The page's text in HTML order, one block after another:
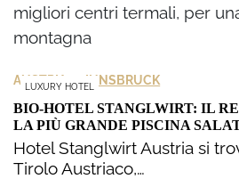
migliori centri termali, per
montagna
LUXURY HOTEL
AUSTRIA > INNSBRUCK
BIO-HOTEL STANGLWIRT: IL
LA PIÙ GRANDE PISCINA
Hotel Stanglwirt Austria si
Tirolo Austriaco,…